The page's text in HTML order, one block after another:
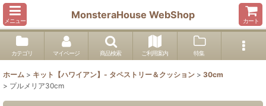
メニュー
MonsteraHouse WebShop
カート
カテゴリ マイページ 商品検索 ご利用案内 特集
ホーム > キット【ハワイアン】- タペストリー＆クッション > 30cm
> プルメリア30cm